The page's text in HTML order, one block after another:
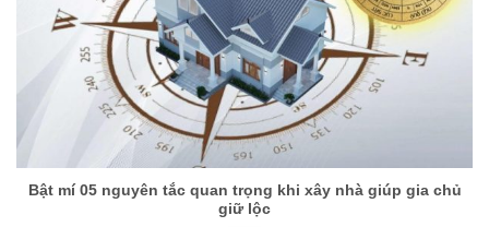
Bật mí 05 nguyên tắc quan trọng khi xây nhà giúp gia chủ
giữ lộc